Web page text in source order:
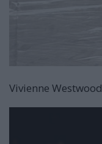
Vivienne Westwood